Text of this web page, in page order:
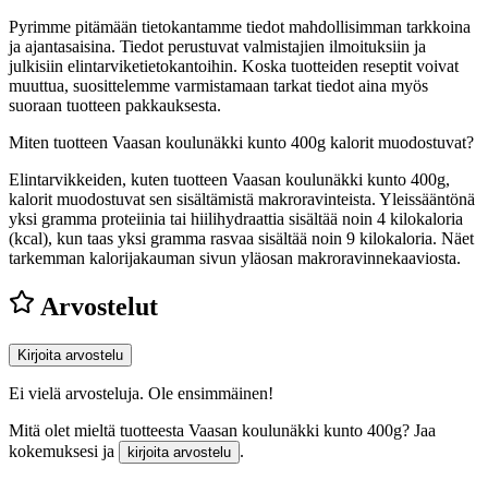
Pyrimme pitämään tietokantamme tiedot mahdollisimman tarkkoina
ja ajantasaisina. Tiedot perustuvat valmistajien ilmoituksiin ja
julkisiin elintarviketietokantoihin. Koska tuotteiden reseptit voivat
muuttua, suosittelemme varmistamaan tarkat tiedot aina myös
suoraan tuotteen pakkauksesta.
Miten tuotteen Vaasan koulunäkki kunto 400g kalorit muodostuvat?
Elintarvikkeiden, kuten tuotteen Vaasan koulunäkki kunto 400g,
kalorit muodostuvat sen sisältämistä makroravinteista. Yleissääntönä
yksi gramma proteiinia tai hiilihydraattia sisältää noin 4 kilokaloria
(kcal), kun taas yksi gramma rasvaa sisältää noin 9 kilokaloria. Näet
tarkemman kalorijakauman sivun yläosan makroravinnekaaviosta.
Arvostelut
Kirjoita arvostelu
Ei vielä arvosteluja. Ole ensimmäinen!
Mitä olet mieltä tuotteesta Vaasan koulunäkki kunto 400g? Jaa
kokemuksesi ja
kirjoita arvostelu .